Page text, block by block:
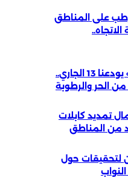
على المناطق
عيسى رمضان: «المرزم» يودعنا 13 الجاري..
تمديد كابلات
من المناطق
حول